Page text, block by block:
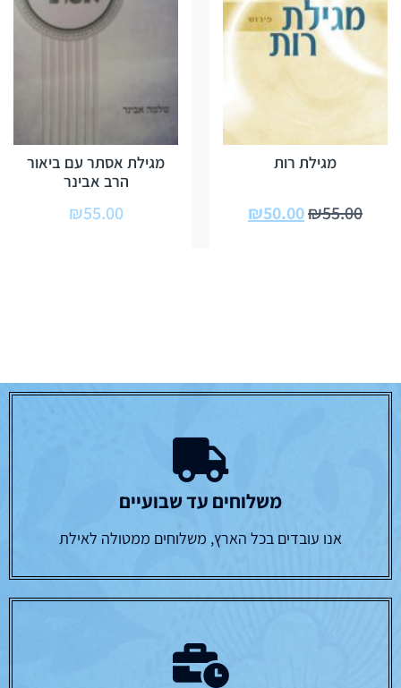
מגילת רות
₪55.00
₪50.00
מגילת אסתר עם ביאור
הרב אבינר
₪55.00
משלוחים עד שבועיים
אנו עובדים בכל הארץ, משלוחים ממטולה לאילת